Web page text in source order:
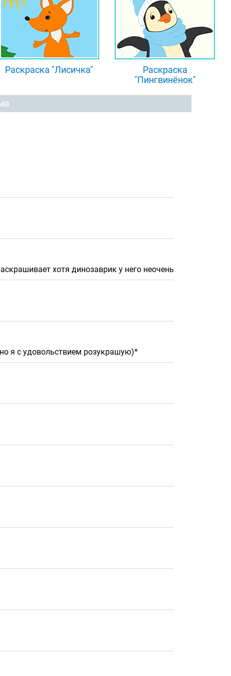
Раскраска "Лисичка"
Раскраска
"Пингвинёнок"
хотя динозаврик у него неочень
я с удовольствием розукрашую)*